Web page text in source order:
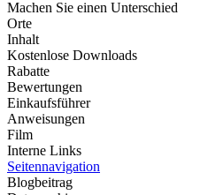
Machen Sie einen Unterschied
Orte
Inhalt
Kostenlose Downloads
Rabatte
Bewertungen
Einkaufsführer
Anweisungen
Film
Interne Links
Seitennavigation
Blogbeitrag